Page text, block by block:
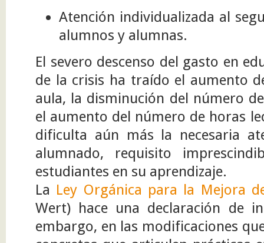
Atención individualizada al
alumnos y alumnas.
El severo descenso del gasto en
de la crisis ha traído el aumento
aula, la disminución del número
el aumento del número de horas
dificulta aún más la necesaria
alumnado, requisito
estudiantes en su aprendizaje.
La Ley Orgánica para la Mejora
Wert) hace una declaración de
embargo, en las modificaciones